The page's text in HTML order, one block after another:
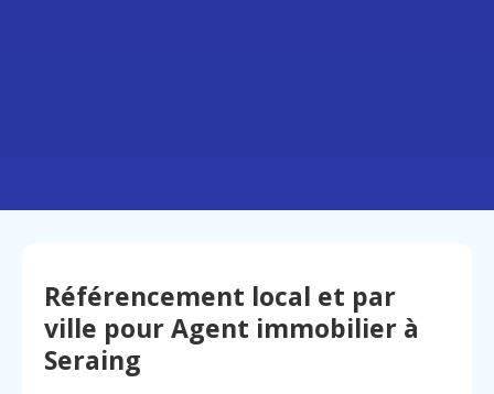
Référencement local et par
ville pour Agent immobilier à
Seraing